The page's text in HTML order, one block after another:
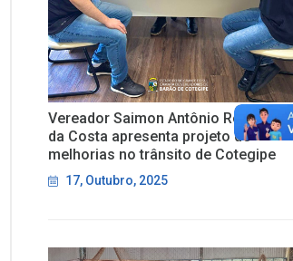
Vereador Saimon Antônio Rodrigues
da Costa apresenta projeto de
melhorias no trânsito de Cotegipe
17, Outubro, 2025